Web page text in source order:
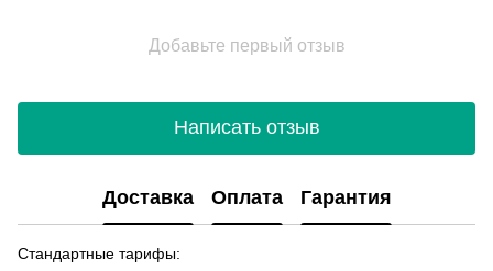
Добавьте первый отзыв
Написать отзыв
Доставка Оплата Гарантия
Стандартные тарифы: